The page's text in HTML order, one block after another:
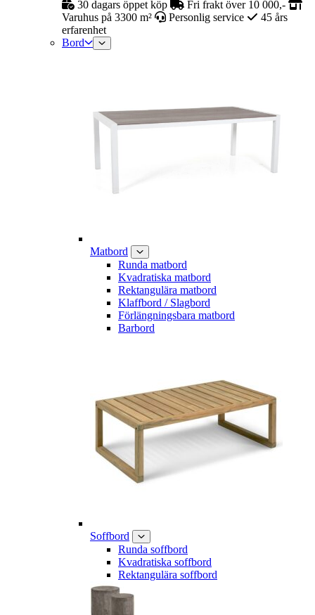
30 dagars öppet köp
Fri frakt över 10 000,-
Varuhus på 3300 m²
Personlig service
45 års
erfarenhet
Bord
Matbord
Runda matbord
Kvadratiska matbord
Rektangulära matbord
Klaffbord / Slagbord
Förlängningsbara matbord
Barbord
Soffbord
Runda soffbord
Kvadratiska soffbord
Rektangulära soffbord